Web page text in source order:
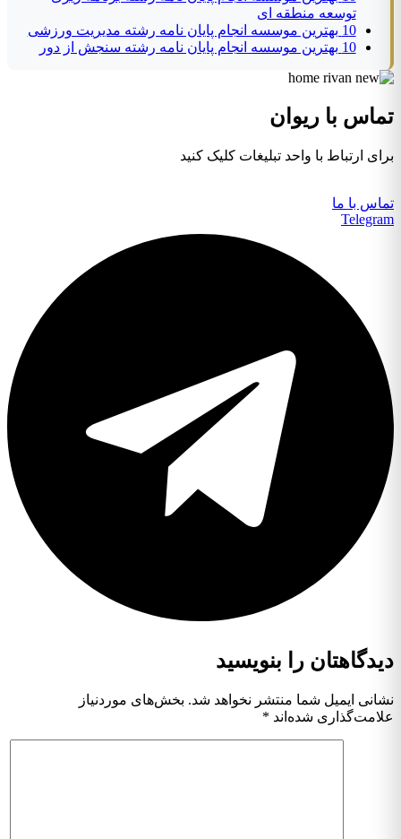
توسعه منطقه ای
10 بهترین موسسه انجام پایان نامه رشته مدیریت ورزشی
10 بهترین موسسه انجام پایان نامه رشته سنجش از دور
تماس با ریوان
برای ارتباط با واحد تبلیغات کلیک کنید
تماس با ما
Telegram
دیدگاهتان را بنویسید
نشانی ایمیل شما منتشر نخواهد شد. بخش‌های موردنیاز
علامت‌گذاری شده‌اند *